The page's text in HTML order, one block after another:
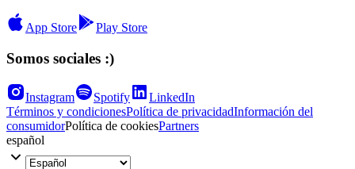
App Store Play Store
Somos sociales :)
Instagram Spotify
LinkedIn
Términos y condicionesPolítica de privacidadInformación del
consumidorPolítica de cookiesPartners
español